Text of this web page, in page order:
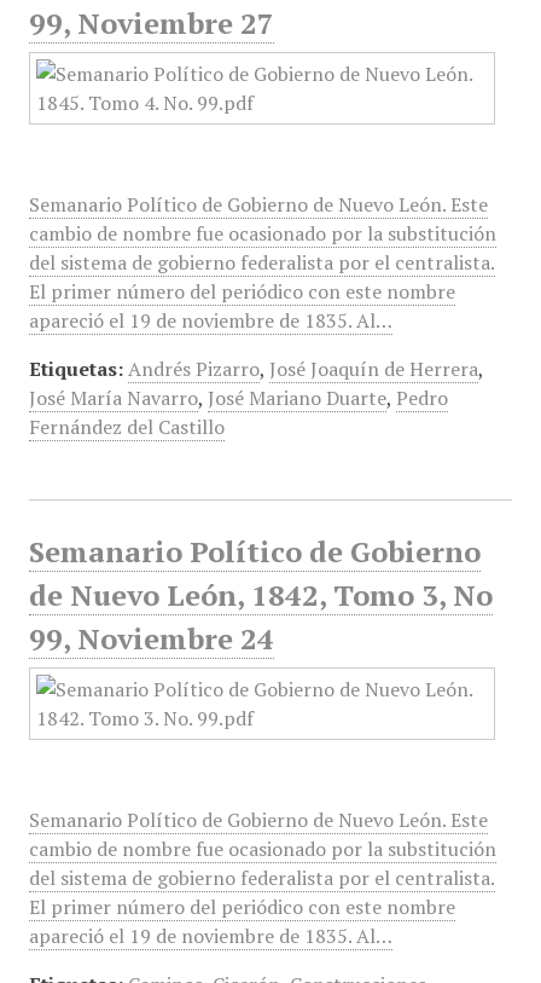
99, Noviembre 27
Semanario Político de Gobierno de Nuevo León. Este
cambio de nombre fue ocasionado por la substitución
del sistema de gobierno federalista por el centralista.
El primer número del periódico con este nombre
apareció el 19 de noviembre de 1835. Al…
Etiquetas: Andrés Pizarro, José Joaquín de Herrera,
José María Navarro, José Mariano Duarte, Pedro
Fernández del Castillo
Semanario Político de Gobierno
de Nuevo León, 1842, Tomo 3, No
99, Noviembre 24
Semanario Político de Gobierno de Nuevo León. Este
cambio de nombre fue ocasionado por la substitución
del sistema de gobierno federalista por el centralista.
El primer número del periódico con este nombre
apareció el 19 de noviembre de 1835. Al…